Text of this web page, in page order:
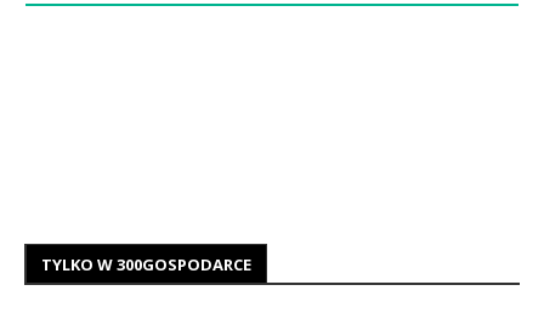
TYLKO W 300GOSPODARCE